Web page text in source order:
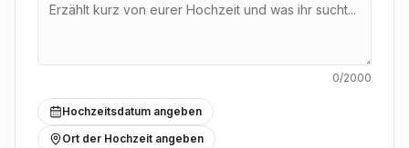
0/2000
Hochzeitsdatum angeben
Ort der Hochzeit angeben